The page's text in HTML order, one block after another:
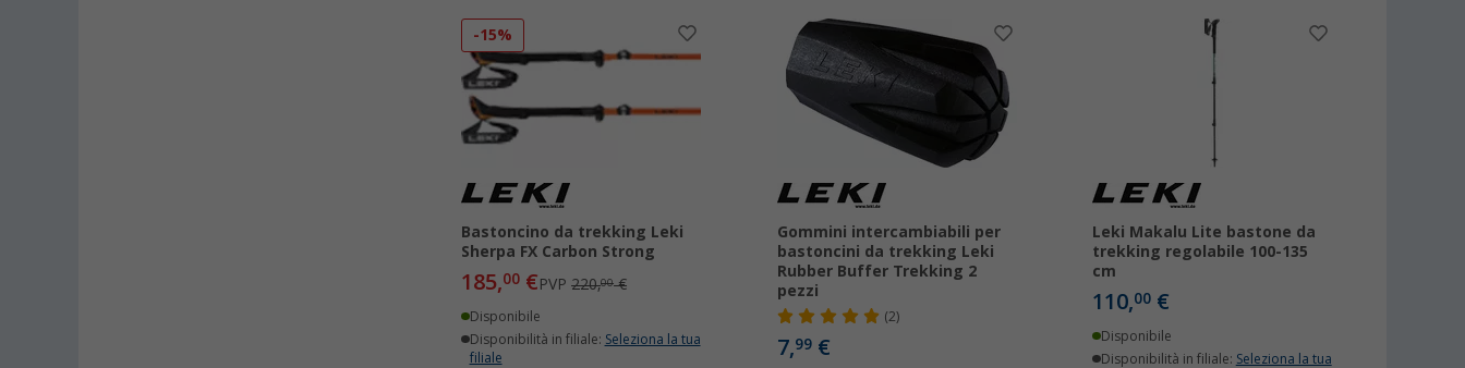
-15%
Bastoncino da trekking Leki
Sherpa FX Carbon Strong
185,00 €PVP220,00€
Disponibile
Disponibilità in filiale: Seleziona la tua
filiale
Gommini intercambiabili per
bastoncini da trekking Leki
Rubber Buffer Trekking 2
pezzi
(2)
7,99€
Leki Makalu Lite bastone da
trekking regolabile 100-135
cm
110,00 €
Disponibile
Disponibilità in filiale: Seleziona la tua